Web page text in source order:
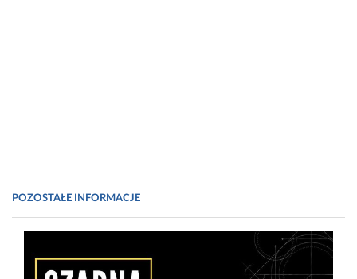
POZOSTAŁE INFORMACJE